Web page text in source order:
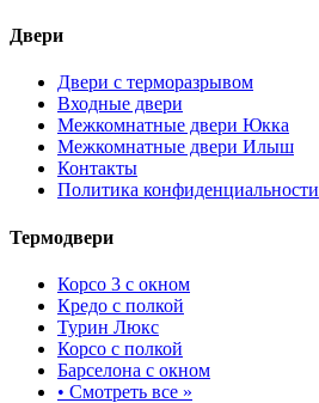
Двери
Двери с терморазрывом
Входные двери
Межкомнатные двери Юкка
Межкомнатные двери Илыш
Контакты
Политика конфиденциальности
Термодвери
Корсо 3 с окном
Кредо с полкой
Турин Люкс
Корсо с полкой
Барселона с окном
• Смотреть все »